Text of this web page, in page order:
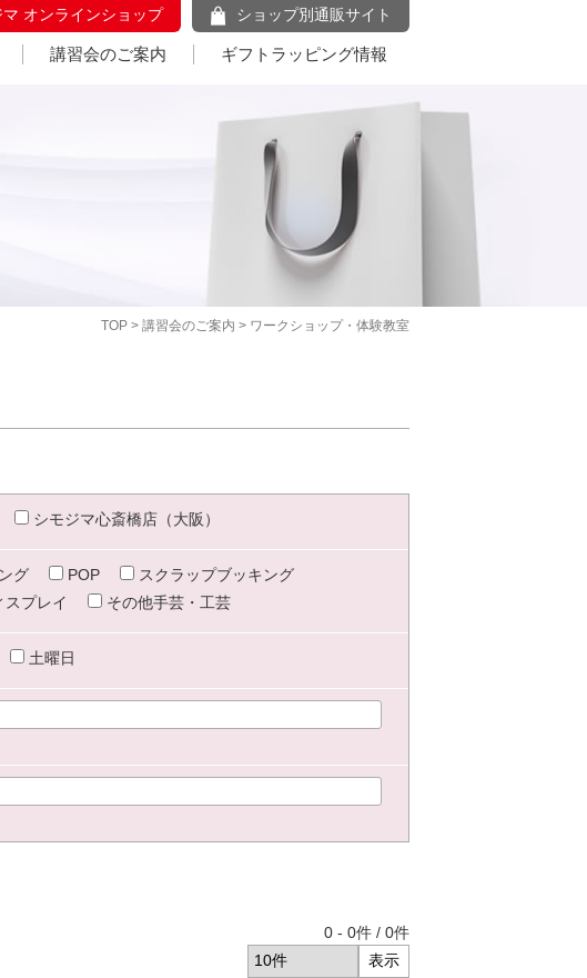
マ オンラインショップ ショップ別通販サイト
講習会のご案内 ギフトラッピング情報
TOP > 講習会のご案内 > ワークショップ・体験教室
シモジマ心斎橋店（大阪）
グ POP
スクラップブッキング
スプレイ その他手芸・工芸
土曜日
0 - 0件 / 0件